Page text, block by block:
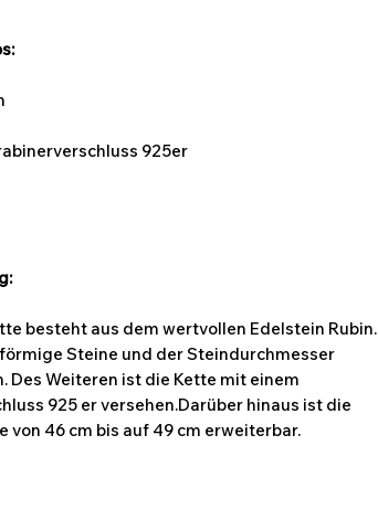
925er
besteht aus dem wertvollen Edelstein Rubin.
Steine und der Steindurchmesser
Des Weiteren ist die Kette mit einem
925 er versehen.Darüber hinaus ist die
von 46 cm bis auf 49 cm erweiterbar.